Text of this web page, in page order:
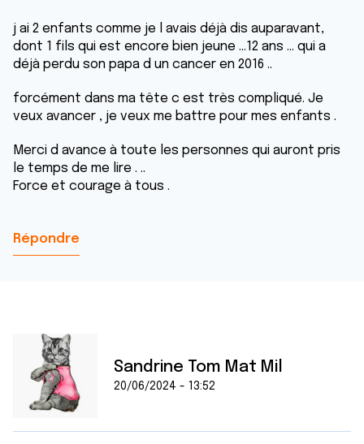
j ai 2 enfants comme je l avais déjà dis auparavant,
dont 1 fils qui est encore bien jeune …12 ans … qui a
déjà perdu son papa d un cancer en 2016 ..
forcément dans ma tête c est très compliqué. Je
veux avancer , je veux me battre pour mes enfants .
Merci d avance à toute les personnes qui auront pris
le temps de me lire . ..
Force et courage à tous .
Répondre
Sandrine Tom Mat Mil
20/06/2024 - 13:52